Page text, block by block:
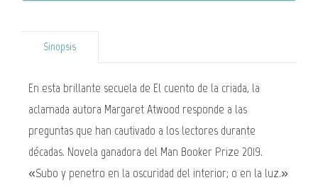
Sinopsis
En esta brillante secuela de El cuento de la criada, la
aclamada autora Margaret Atwood responde a las
preguntas que han cautivado a los lectores durante
décadas. Novela ganadora del Man Booker Prize 2019.
«Subo y penetro en la oscuridad del interior; o en la luz.»